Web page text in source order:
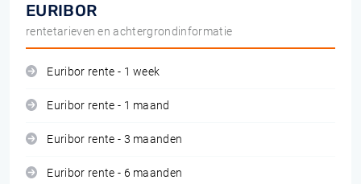
EURIBOR
rentetarieven en achtergrondinformatie
Euribor rente - 1 week
Euribor rente - 1 maand
Euribor rente - 3 maanden
Euribor rente - 6 maanden